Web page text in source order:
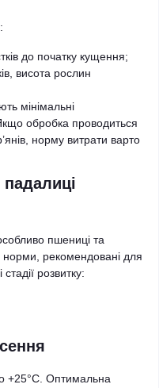
до початку кущення;
висота рослин
мінімальні
обробка проводиться
норму витрати варто
пшениці та
норми, рекомендовані для
розвитку:
+25°С. Оптимальна